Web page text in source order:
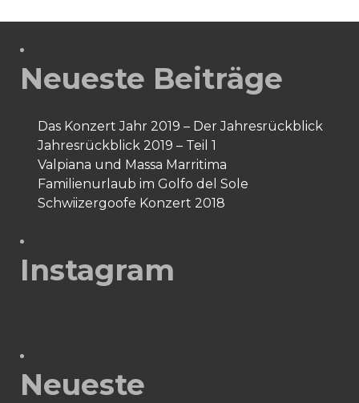
Neueste Beiträge
Das Konzert Jahr 2019 – Der Jahresrückblick
Jahresrückblick 2019 – Teil 1
Valpiana und Massa Marritima
Familienurlaub im Golfo del Sole
Schwiizergoofe Konzert 2018
Instagram
Neueste